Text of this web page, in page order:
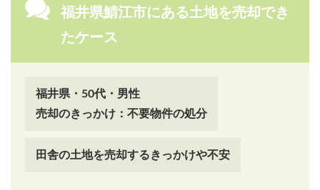
福井県鯖江市にある土地を売却でき
たケース
福井県・50代・男性
売却のきっかけ：不要物件の処分
田舎の土地を売却するきっかけや不安